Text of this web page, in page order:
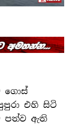
ගොස්
එහි සිටි
පත්ව ඇති